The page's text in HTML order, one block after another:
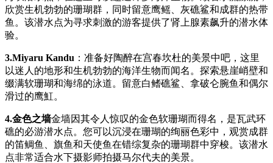
欣赏生机勃勃的珊瑚群，同时留意鹰鳐、灰礁鲨和成群的热带
鱼。该潜水点为寻求刺激的游客提供了肾上腺素飙升的潜水体
验。
3.Miyaru Kandu ：准备好陶醉在宫春坎杜的美景中吧，这里
以迷人的地形和生机勃勃的海洋生物而闻名。探索悬崖峭壁和
缀满软珊瑚和海绵的泳道。留意白鳍礁鲨、拿破仑腕鱼和偶尔
滑过的鹰魟。
4.金色之墙金墙因其令人惊叹的金色软珊瑚而得名，是瓦武环
礁的必游潜水点。您可以沉浸在珊瑚的绚丽色彩中，观赏成群
的笛鲷鱼、旗鱼和天使鱼在错综复杂的珊瑚群中穿梭。该潜水
点非常适合水下摄影师拍摄马尔代夫的美景。